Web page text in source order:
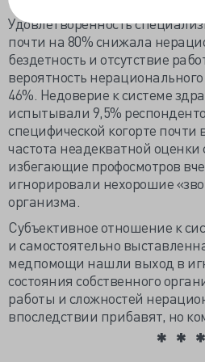
Удовлетворённость
почти на 80% снижала
бездетность и отсутствие
вероятность
46%. Недоверие к системе
испытывали 9,5%
специфической когорте
частота неадекватной
избегающие профосмотров
игнорировали нехорошие
организма.
Субъективное отношение к
и самостоятельно
медпомощи нашли выход в
состояния собственного
работы и сложностей
впоследствии прибавят, но